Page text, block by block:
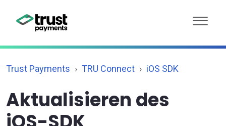
Trust Payments TRU Connect iOS SDK
Aktualisieren des